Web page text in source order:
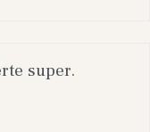
super.